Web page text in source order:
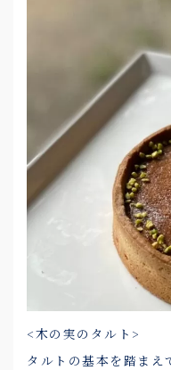
<木の実のタルト>
タルトの基本を踏まえ